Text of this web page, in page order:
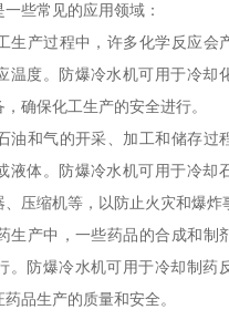
些常见的应用领域：
生产过程中，许多化学反应会
温度。防爆冷水机可用于冷却
确保化工生产的安全进行。
油和气的开采、加工和储存过
液体。防爆冷水机可用于冷却
压缩机等，以防止火灾和爆炸
生产中，一些药品的合成和制
。防爆冷水机可用于冷却制药
品生产的质量和安全。